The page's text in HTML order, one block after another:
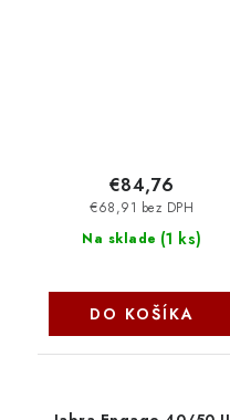
Na sklade (1 ks)
€68,91 bez DPH
€84,76
DO KOŠÍKA